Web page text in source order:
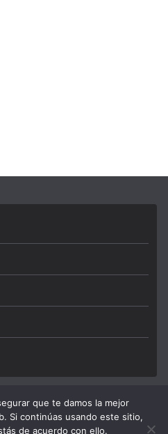
Perú. All rights reserved.
que te damos la mejor
Si continúas usando este sitio,
de acuerdo con ello.